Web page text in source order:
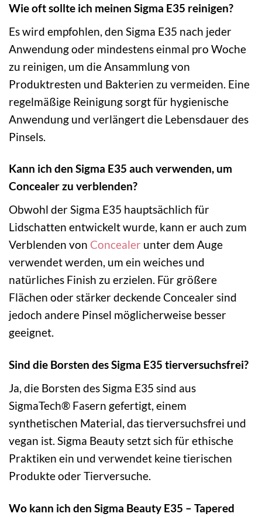
Wie oft sollte ich meinen Sigma E35 reinigen?
Es wird empfohlen, den Sigma E35 nach jeder
Anwendung oder mindestens einmal pro Woche
zu reinigen, um die Ansammlung von
Produktresten und Bakterien zu vermeiden. Eine
regelmäßige Reinigung sorgt für hygienische
Anwendung und verlängert die Lebensdauer des
Pinsels.
Kann ich den Sigma E35 auch verwenden, um
Concealer zu verblenden?
Obwohl der Sigma E35 hauptsächlich für
Lidschatten entwickelt wurde, kann er auch zum
Verblenden von Concealer unter dem Auge
verwendet werden, um ein weiches und
natürliches Finish zu erzielen. Für größere
Flächen oder stärker deckende Concealer sind
jedoch andere Pinsel möglicherweise besser
geeignet.
Sind die Borsten des Sigma E35 tierversuchsfrei?
Ja, die Borsten des Sigma E35 sind aus
SigmaTech® Fasern gefertigt, einem
synthetischen Material, das tierversuchsfrei und
vegan ist. Sigma Beauty setzt sich für ethische
Praktiken ein und verwendet keine tierischen
Produkte oder Tierversuche.
Wo kann ich den Sigma Beauty E35 – Tapered